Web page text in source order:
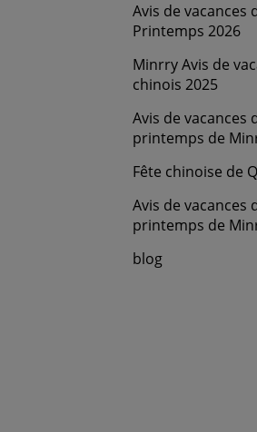
Avis de vacances
Printemps 2026
Minrry Avis de
chinois 2025
Avis de vacances
printemps de
Fête chinoise de
Avis de vacances
printemps de
blog